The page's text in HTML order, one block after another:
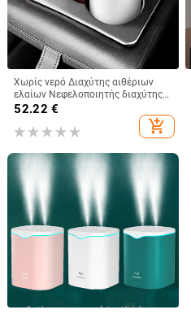
Χωρίς νερό Διαχύτης αιθέριων
ελαίων Νεφελοποιητής διαχύτης
Μπαταρία & φορητοί έξυπνοι
αποσμητικά αέρα αυτοκινήτου
Διαχύτης αρωματοθεραπείας
52.22 €
add_shopping_cart